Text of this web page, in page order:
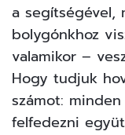
a segítségével,
bolygónkhoz
valamikor –
Hogy tudjuk
számot:
felfedezni